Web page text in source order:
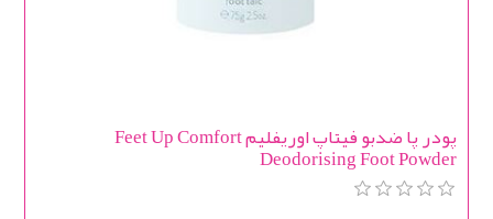
پودر پا ضدبو فیتاپ اوریفلیم Feet Up Comfort
Deodorising Foot Powder